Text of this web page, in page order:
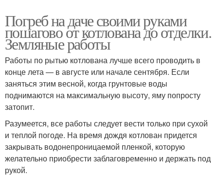
Погреб на даче своими руками
пошагово от котлована до отделки.
Земляные работы
Работы по рытью котлована лучше всего проводить в
конце лета — в августе или начале сентября. Если
заняться этим весной, когда грунтовые воды
поднимаются на максимальную высоту, яму попросту
затопит.
Разумеется, все работы следует вести только при сухой
и теплой погоде. На время дождя котлован придется
закрывать водонепроницаемой пленкой, которую
желательно приобрести заблаговременно и держать под
рукой.